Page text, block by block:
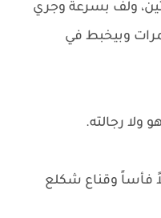
ولف بسرعة وجري
وبيخبط في
ولا رجالته.
فأساً وقناع شكلع